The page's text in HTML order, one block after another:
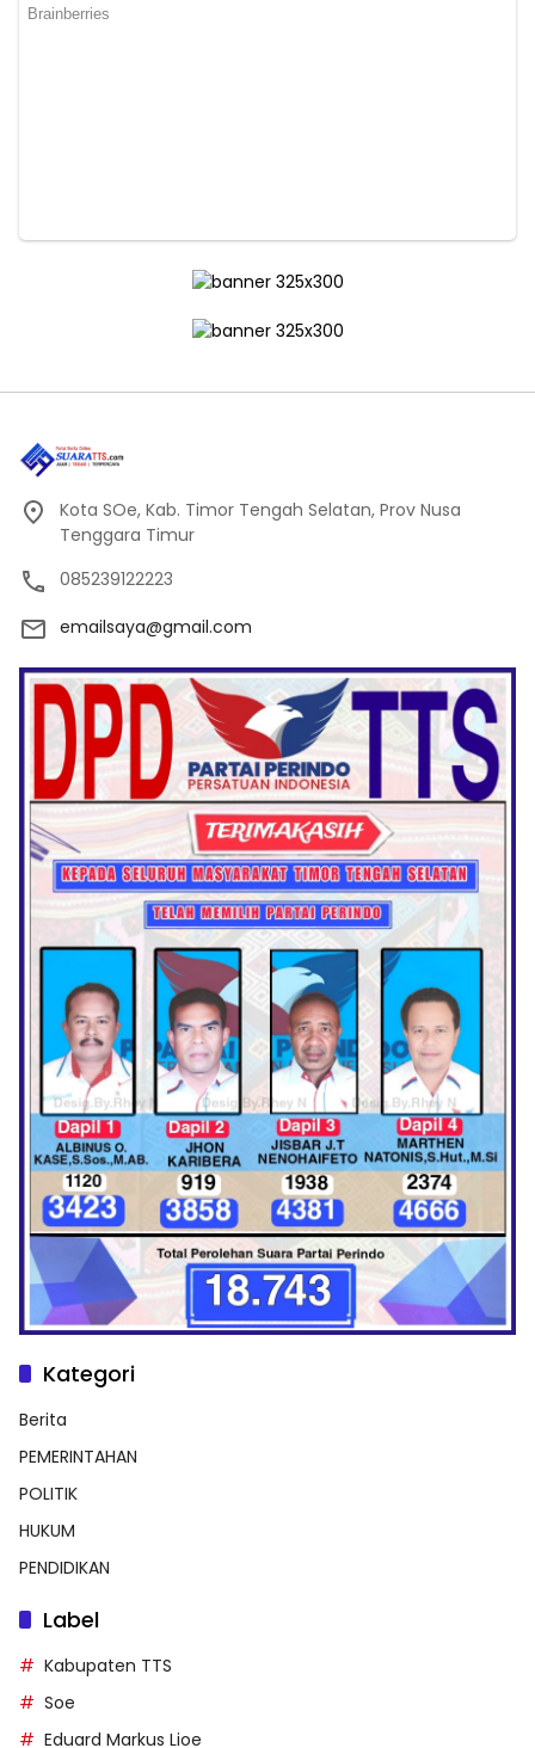
Kota SOe, Kab. Timor Tengah Selatan, Prov Nusa
Tenggara Timur
085239122223
emailsaya@gmail.com
Kategori
Berita
PEMERINTAHAN
POLITIK
HUKUM
PENDIDIKAN
Label
Kabupaten TTS
Soe
Eduard Markus Lioe